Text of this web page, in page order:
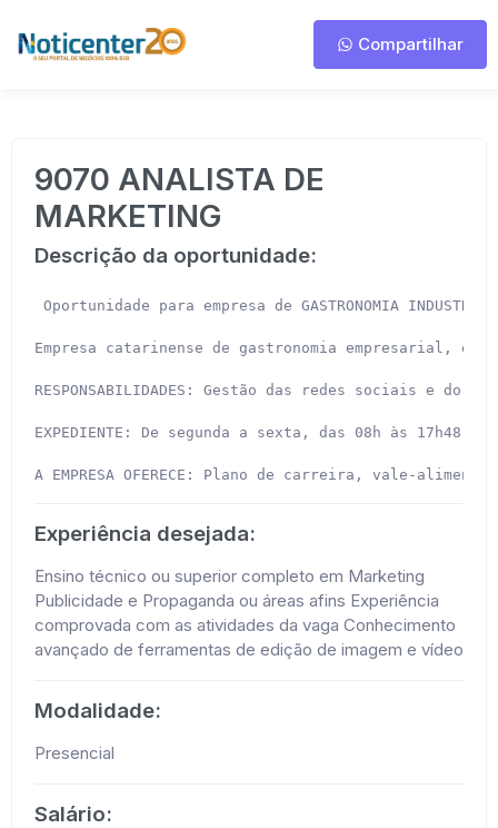
Compartilhar
9070 ANALISTA DE
MARKETING
Descrição da oportunidade:
Oportunidade para empresa de GASTRONOMIA
Empresa catarinense de gastronomia empresarial,
RESPONSABILIDADES: Gestão das redes sociais e
EXPEDIENTE: De segunda a sexta, das 08h às 17h48.
A EMPRESA OFERECE: Plano de carreira, vale-
Experiência desejada:
Ensino técnico ou superior completo em Marketing
Publicidade e Propaganda ou áreas afins Experiência
comprovada com as atividades da vaga Conhecimento
avançado de ferramentas de edição de imagem e vídeo
Modalidade:
Presencial
Salário: